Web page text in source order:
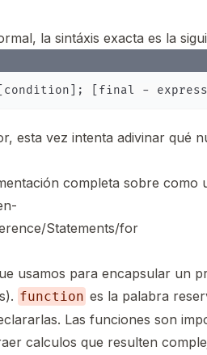
la sintáxis exacta es la
esta vez intenta adivinar qué
completa sobre como
Statements/for
usamos para encapsular un
function es la palabra
Las funciones son
calculos que resulten